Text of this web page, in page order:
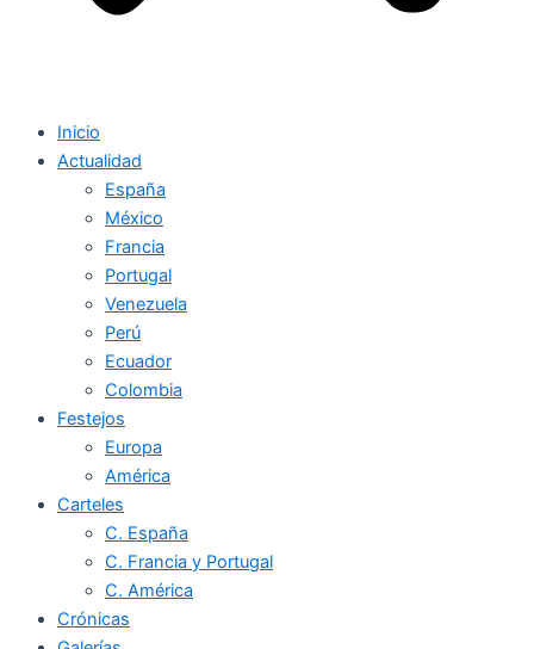
Inicio
Actualidad
España
México
Francia
Portugal
Venezuela
Perú
Ecuador
Colombia
Festejos
Europa
América
Carteles
C. España
C. Francia y Portugal
C. América
Crónicas